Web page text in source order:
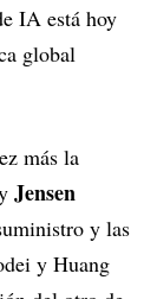
IA está hoy
global
más la
Jensen
y las
y Huang